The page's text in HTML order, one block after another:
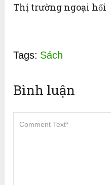
Thị trường ngoại hối
Tags: Sách
Bình luận